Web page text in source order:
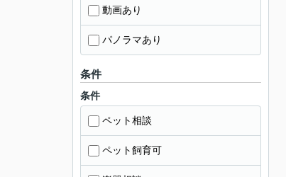
動画あり
パノラマあり
条件
条件
ペット相談
ペット飼育可